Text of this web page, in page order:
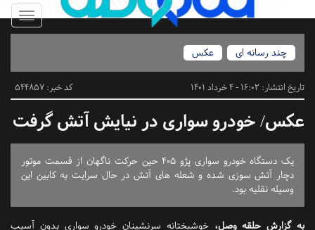
Toggle
چند رسانه ای
عکس
تاریخ انتشار: 16:02 - 4 خرداد 1401 کد خبر: 544857
عکس/ خودرو سواری در نیایش آتش گرفت
یک دستگاه خودرو سواری پژو ۴۰۵ حین حرکت ناگهان از قسمت موتور
دچار آتش سوزی شده و شعله های آتش در حال سرایت به کابین این
وسیله نقلیه بود.
به گزارش حلقه وصل،خوشبختانه سرنشینان خودرو سواری بدون آسیب